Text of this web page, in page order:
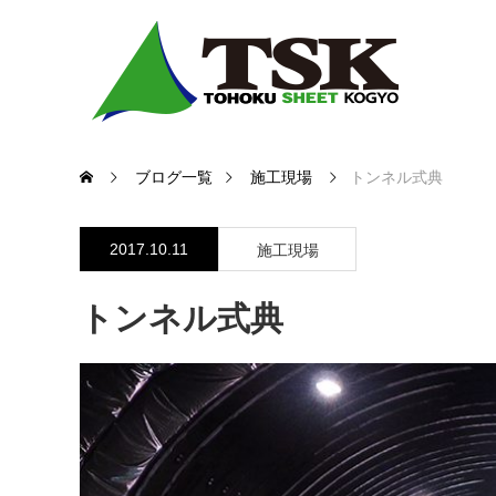
ブログ一覧 施工現場 トンネル式典
2017.10.11 施工現場
トンネル式典